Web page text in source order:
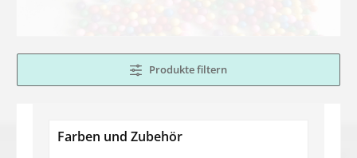
Produkte filtern
Farben und Zubehör